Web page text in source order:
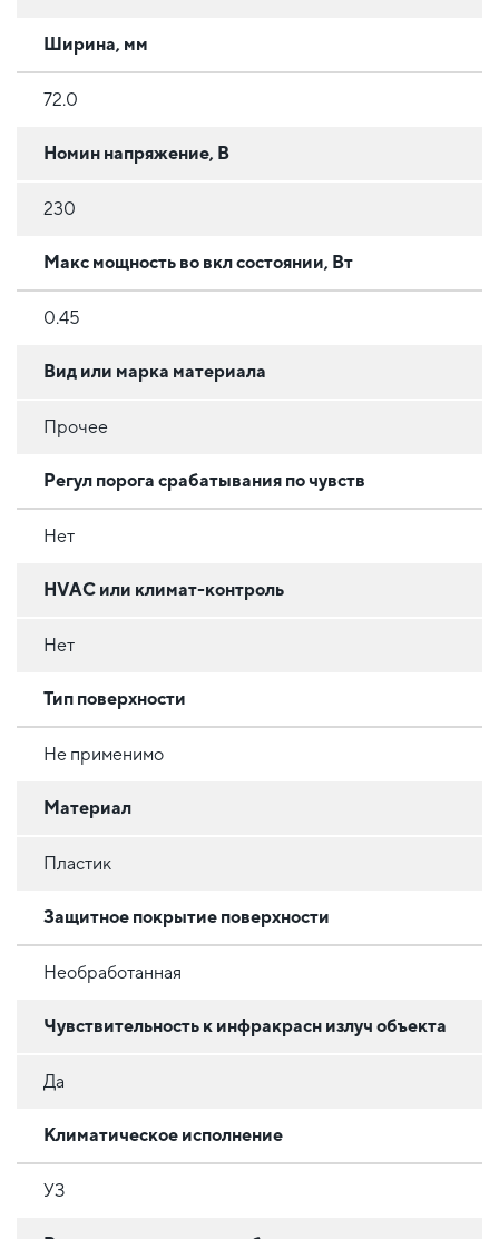
Ширина, мм
72.0
Номин напряжение, В
230
Макс мощность во вкл состоянии, Вт
0.45
Вид или марка материала
Прочее
Регул порога срабатывания по чувств
Нет
HVAC или климат-контроль
Нет
Тип поверхности
Не применимо
Материал
Пластик
Защитное покрытие поверхности
Необработанная
Чувствительность к инфракрасн излуч объекта
Да
Климатическое исполнение
УЗ